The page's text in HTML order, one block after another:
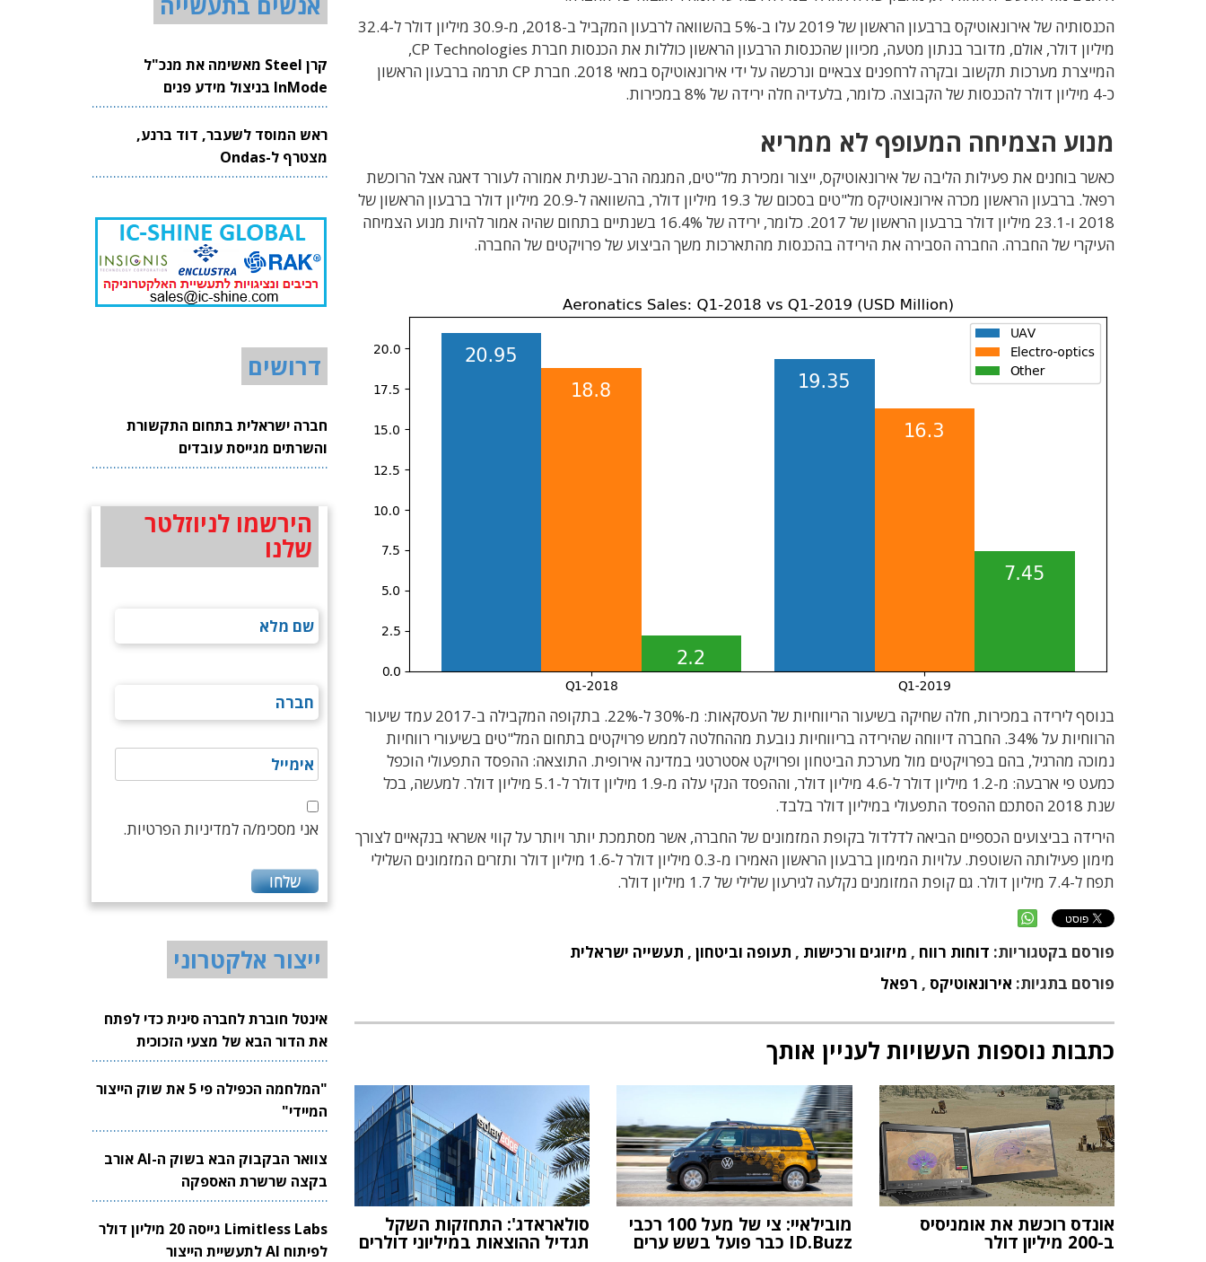
הכנסותיה של אירונאוטיקס ברבעון הראשון של 2019 עלו ב-5% בהשוואה לרבעון המקביל ב-2018, מ-30.9 מיליון דולר ל-32.4
מיליון דולר, אולם, מדובר בנתון מטעה, מכיוון שהכנסות הרבעון הראשון כוללות את הכנסות חברת CP Technologies
,
המייצרת מערכות תקשוב ובקרה לרחפנים צבאיים ונרכשה על ידי אירונאוטיקס במאי 2018. חברת
CP תרמה ברבעון הראשון
כ-4 מיליון דולר להכנסות של הקבוצה. כלומר, בלעדיה חלה ירידה של
8% במכירות.
מנוע הצמיחה המעופף לא ממריא
כאשר בוחנים את פעילות הליבה של אירונאוטיקס, ייצור ומכירת מל"טים, המגמה הרב-שנתית אמורה לעורר דאגה אצל הרוכשת
רפאל. ברבעון הראשון מכרה אירונאוטיקס מל"טים בסכום של 19.3 מיליון דולר, בהשוואה ל-20.9 מיליון דולר ברבעון הראשון של
2018 ו-23.1 מיליון דולר ברבעון הראשון של 2017. כלומר, ירידה של 16.4% בשנתיים בתחום שהיה אמור להיות מנוע הצמיחה
העיקרי של החברה. החברה הסבירה את הירידה בהכנסות מהתארכות משך הביצוע של פרויקטים של החברה.
בנוסף לירידה במכירות, חלה שחיקה בשיעור הריווחיות של העסקאות: מ-30% ל-22%. בתקופה המקבילה ב-2017 עמד שיעור
הרווחיות על 34%. החברה דיווחה שהירידה בריווחיות נובעת מההחלטה לממש פרויקטים בתחום המל"טים בשיעורי רווחיות
נמוכה מהרגיל, בהם בפרויקטים מול מערכת הביטחון ופרויקט אסטרטגי במדינה אירופית. התוצאה: ההפסד התפעולי הוכפל
כמעט פי ארבעה: מ-1.2 מיליון דולר ל-4.6 מיליון דולר, וההפסד הנקי עלה מ-1.9 מיליון דולר ל-5.1 מיליון דולר. למעשה, בכל
שנת 2018 הסתכם ההפסד התפעולי במיליון דולר בלבד.
הירידה בביצועים הכספיים הביאה לדלדול בקופת המזמונים של החברה, אשר מסתמכת יותר ויותר על קווי אשראי בנקאיים לצורך
מימון פעילותה השוטפת. עלויות המימון ברבעון הראשון האמירו מ-0.3 מיליון דולר ל-1.6 מיליון דולר ותזרים המזמונים השלילי
תפח ל-7.4 מיליון דולר. גם קופת המזומנים נקלעה לגירעון שלילי של 1.7 מיליון דולר.
פורסם בקטגוריות: דוחות רווח , מיזוגים ורכישות , תעופה וביטחון , תעשייה ישראלית
פורסם בתגיות: אירונאוטיקס , רפאל
כתבות נוספות העשויות לעניין אותך
אונדס רוכשת את אומניסיס
ב-200 מיליון דולר
מובילאיי: צי של מעל 100 רכבי
ID.Buzz כבר פועל בשש ערים
סולאראדג': התחזקות השקל
תגדיל ההוצאות במיליוני דולרים
קרן Steel מאשימה את מנכ"ל
InMode בניצול מידע פנים
ראש המוסד לשעבר, דוד ברנע,
מצטרף ל-Ondas
דרושים
חברה ישראלית בתחום התקשורת
והשרתים מגייסת עובדים
הירשמו לניוזלטר
שלנו
אני מסכימ/ה למדיניות הפרטיות.
ייצור אלקטרוני
אינטל חוברת לחברה סינית כדי לפתח
את הדור הבא של מצעי הזכוכית
לשבבים
"המלחמה הכפילה פי 5 את שוק הייצור
המיידי"
צוואר הבקבוק הבא בשוק ה-AI אורב
בקצה שרשרת האספקה
Limitless Labs גייסה 20 מיליון דולר
לפיתוח AI לתעשיית הייצור